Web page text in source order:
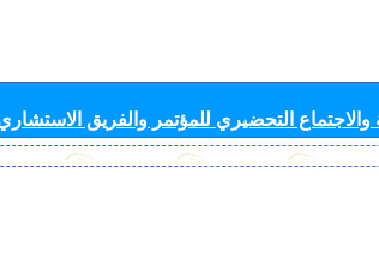
التحضيري للمؤتمر والفريق الاستشاري